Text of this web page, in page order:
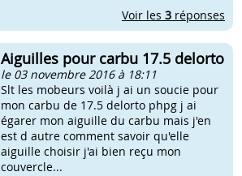
Voir les 3 réponses
Aiguilles pour carbu 17.5 delorto
le 03 novembre 2016 à 18:11
Slt les mobeurs voilà j ai un soucie pour
mon carbu de 17.5 delorto phpg j ai
égarer mon aiguille du carbu mais j'en
est d autre comment savoir qu'elle
aiguille choisir j'ai bien reçu mon
couvercle...